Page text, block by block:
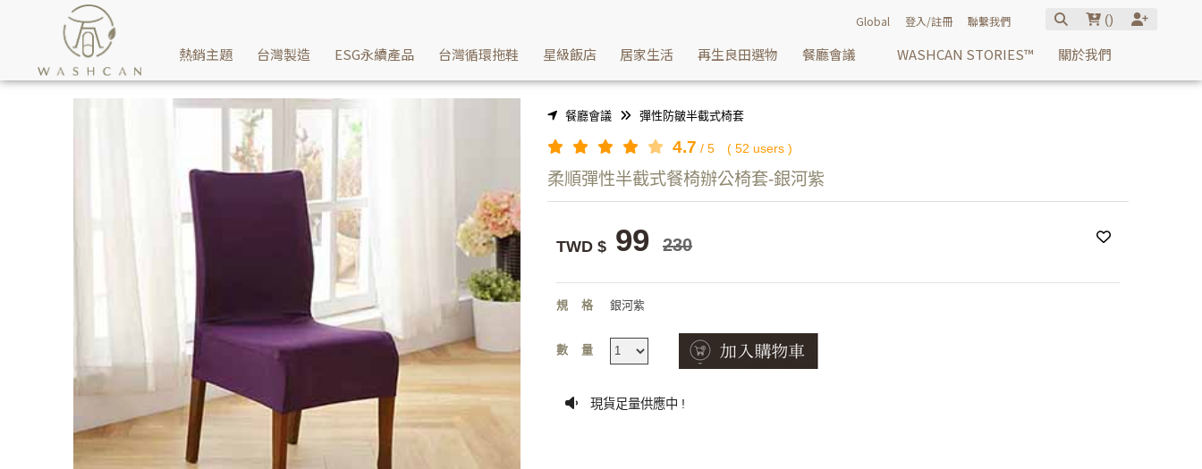
餐桌椅辦公室椅有損傷卻心疼丟棄？Washcan瓦士肯家飾推薦-無需熨燙彈性餐椅辦公椅椅套給您 | Washcan瓦士肯
Global 登入/註冊 聯繫我們 ()
熱銷主題 台灣製造 ESG永續產品 台灣循環拖鞋 星級飯店 居家生活 再生良田選物 餐廳會議 WASHCAN STORIES™ 關於我們
餐廳會議 彈性防皺半截式椅套
4.7 / 5 ( 52 users )
柔順彈性半截式餐椅辦公椅套-銀河紫
TWD $ 99 230
規格 銀河紫
數量
現貨足量供應中 !